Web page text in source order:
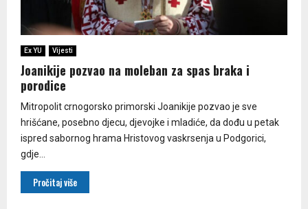
Ex YU Vijesti
Joanikije pozvao na moleban za spas braka i
porodice
Mitropolit crnogorsko primorski Joanikije pozvao je sve
hrišćane, posebno djecu, djevojke i mladiće, da dođu u petak
ispred sabornog hrama Hristovog vaskrsenja u Podgorici,
gdje...
Pročitaj više